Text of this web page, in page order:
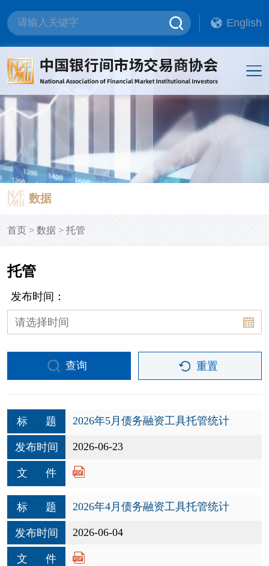
English
数据
首页> 数据> 托管
托管
发布时间：
查询 重置
标 题 2026年5月债务融资工具托管统计
发布时间 2026-06-23
文 件
标 题 2026年4月债务融资工具托管统计
发布时间 2026-06-04
文 件